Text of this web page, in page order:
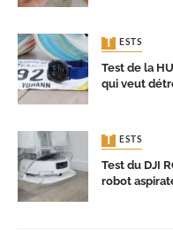
TESTS
Test de la
qui veut
TESTS
Test du DJI
robot